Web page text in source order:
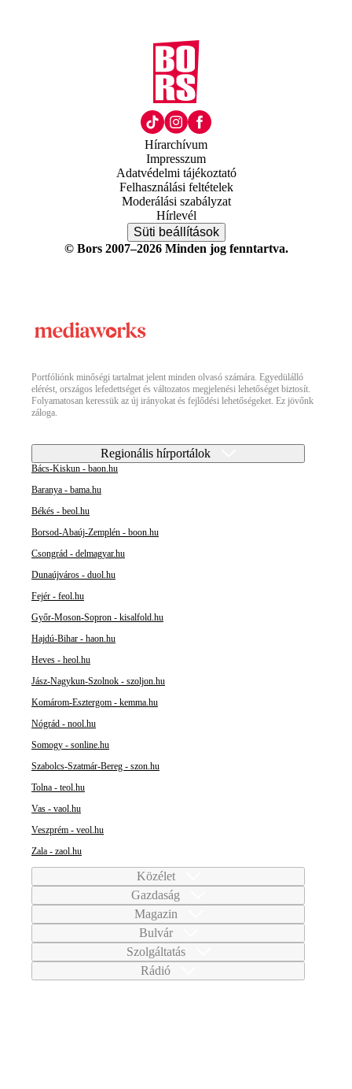
Hírarchívum
Impresszum
Adatvédelmi tájékoztató
Felhasználási feltételek
Moderálási szabályzat
Hírlevél
Süti beállítások
© Bors 2007–2026 Minden jog fenntartva.
Portfóliónk minőségi tartalmat jelent minden olvasó számára. Egyedülálló
elérést, országos lefedettséget és változatos megjelenési lehetőséget biztosít.
Folyamatosan keressük az új irányokat és fejlődési lehetőségeket. Ez jövőnk
záloga.
Regionális hírportálok
Bács-Kiskun - baon.hu
Baranya - bama.hu
Békés - beol.hu
Borsod-Abaúj-Zemplén - boon.hu
Csongrád - delmagyar.hu
Dunaújváros - duol.hu
Fejér - feol.hu
Győr-Moson-Sopron - kisalfold.hu
Hajdú-Bihar - haon.hu
Heves - heol.hu
Jász-Nagykun-Szolnok - szoljon.hu
Komárom-Esztergom - kemma.hu
Nógrád - nool.hu
Somogy - sonline.hu
Szabolcs-Szatmár-Bereg - szon.hu
Tolna - teol.hu
Vas - vaol.hu
Veszprém - veol.hu
Zala - zaol.hu
Közélet
Gazdaság
Magazin
Bulvár
Szolgáltatás
Rádió